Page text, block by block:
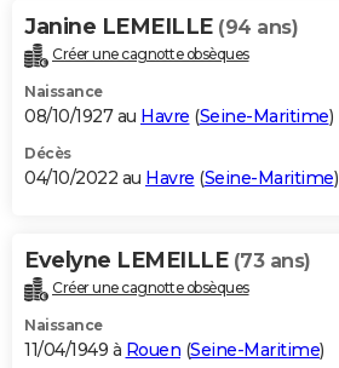
Janine LEMEILLE (94 ans)
Créer une cagnotte obsèques
Naissance
08/10/1927 au Havre (Seine-Maritime)
Décès
04/10/2022 au Havre (Seine-Maritime)
Evelyne LEMEILLE (73 ans)
Créer une cagnotte obsèques
Naissance
11/04/1949 à Rouen (Seine-Maritime)